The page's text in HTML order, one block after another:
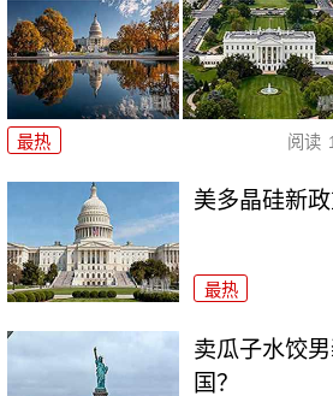
最热 阅读
美多晶硅新
最热
卖瓜子水饺
国？